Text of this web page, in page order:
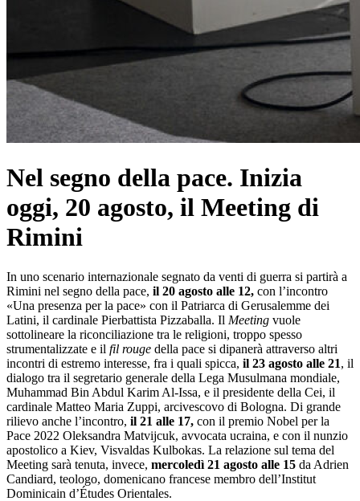
Nel segno della pace. Inizia
oggi, 20 agosto, il Meeting di
Rimini
In uno scenario internazionale segnato da venti di guerra si partirà a
Rimini nel segno della pace, il 20 agosto alle 12, con l’incontro
«Una presenza per la pace» con il Patriarca di Gerusalemme dei
Latini, il cardinale Pierbattista Pizzaballa. Il Meeting vuole
sottolineare la riconciliazione tra le religioni, troppo spesso
strumentalizzate e il fil rouge della pace si dipanerà attraverso altri
incontri di estremo interesse, fra i quali spicca, il 23 agosto alle 21, il
dialogo tra il segretario generale della Lega Musulmana mondiale,
Muhammad Bin Abdul Karim Al-Issa, e il presidente della Cei, il
cardinale Matteo Maria Zuppi, arcivescovo di Bologna. Di grande
rilievo anche l’incontro, il 21 alle 17, con il premio Nobel per la
Pace 2022 Oleksandra Matvijcuk, avvocata ucraina, e con il nunzio
apostolico a Kiev, Visvaldas Kulbokas. La relazione sul tema del
Meeting sarà tenuta, invece, mercoledì 21 agosto alle 15 da Adrien
Candiard, teologo, domenicano francese membro dell’Institut
Dominicain d’Études Orientales.